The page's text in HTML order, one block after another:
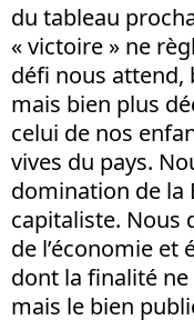
du tableau
« victoire » ne
défi nous attend,
mais bien plus
celui de nos
vives du pays.
domination de la
capitaliste. Nous
de l’économie et
dont la finalité
mais le bien